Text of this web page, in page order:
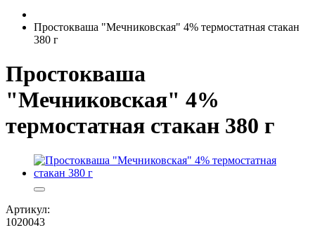
Простокваша "Мечниковская" 4% термостатная стакан
380 г
Простокваша
"Мечниковская" 4%
термостатная стакан 380 г
Артикул:
1020043